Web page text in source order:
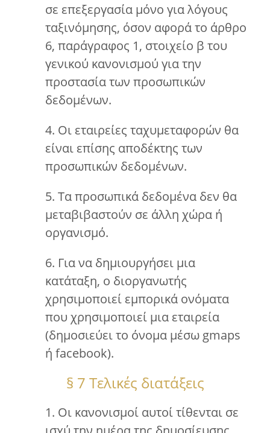
σε επεξεργασία μόνο για λόγους
ταξινόμησης, όσον αφορά το άρθρο
6, παράγραφος 1, στοιχείο β του
γενικού κανονισμού για την
προστασία των προσωπικών
δεδομένων.
4. Οι εταιρείες ταχυμεταφορών θα
είναι επίσης αποδέκτης των
προσωπικών δεδομένων.
5. Τα προσωπικά δεδομένα δεν θα
μεταβιβαστούν σε άλλη χώρα ή
οργανισμό.
6. Για να δημιουργήσει μια
κατάταξη, ο διοργανωτής
χρησιμοποιεί εμπορικά ονόματα
που χρησιμοποιεί μια εταιρεία
(δημοσιεύει το όνομα μέσω gmaps
ή facebook).
§ 7 Τελικές διατάξεις
1. Οι κανονισμοί αυτοί τίθενται σε